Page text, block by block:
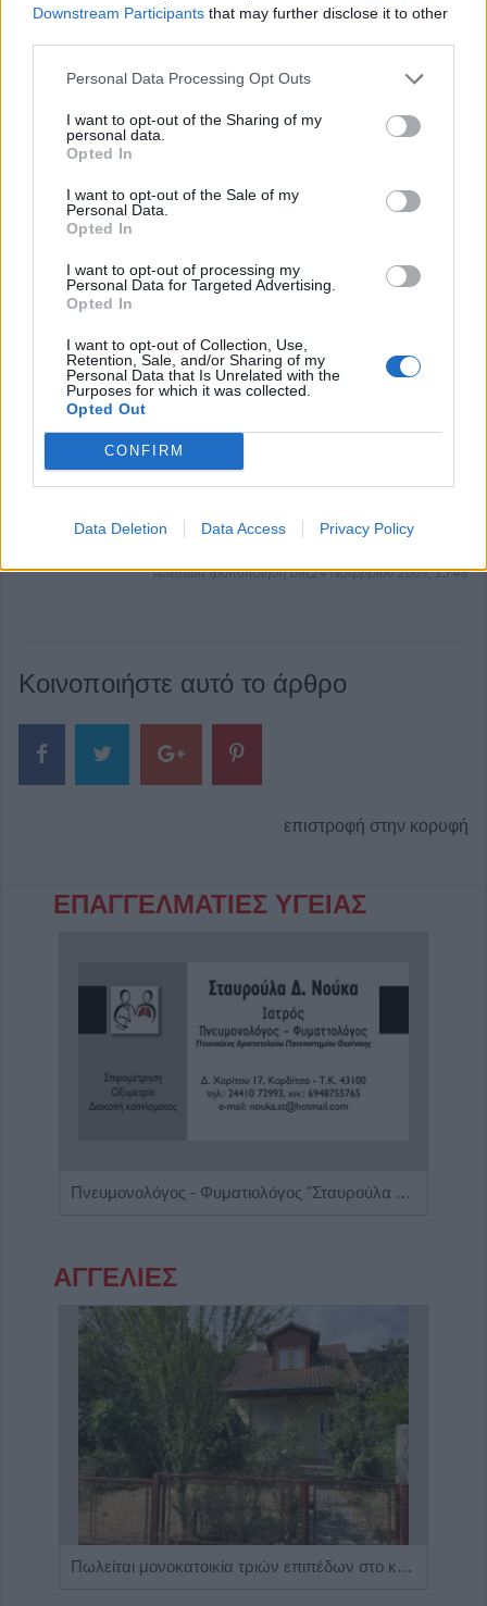
Downstream Participants that may further disclose it to other
Personal Data Processing Opt Outs
I want to opt-out of the Sharing of my
personal data.
Opted In
I want to opt-out of the Sale of my
Personal Data.
Opted In
I want to opt-out of processing my
Personal Data for Targeted Advertising.
Opted In
I want to opt-out of Collection, Use,
Retention, Sale, and/or Sharing of my
Personal Data that Is Unrelated with the
Purposes for which it was collected.
Opted Out
CONFIRM
Data Deletion Data Access Privacy Policy
Τελευταία τροποποίηση στις24 Νοεμβρίου 2009, 15:48
Κοινοποιήστε αυτό το άρθρο
επιστροφή στην κορυφή
ΕΠΑΓΓΕΛΜΑΤΙΕΣ ΥΓΕΙΑΣ
Πνευμονολόγος - Φυματιολόγος "Σταυρούλα Δ. Νούκα"
ΑΓΓΕΛΙΕΣ
Πωλείται μονοκατοικία τριών επιπέδων στο καταπράσινο Πευκόφυτο Καρδίτσας